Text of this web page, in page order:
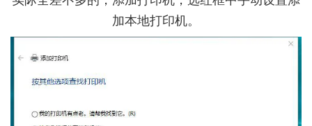
加本地打印机。